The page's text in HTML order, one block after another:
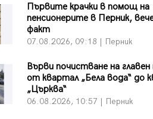
Първите крачки в помощ на
пенсионерите в Перник,
факт
07.08.2026, 09:18 | Перник
Върви почистване на
от квартал „Бела вода“ до
„Църква“
06.08.2026, 10:57 | Перник